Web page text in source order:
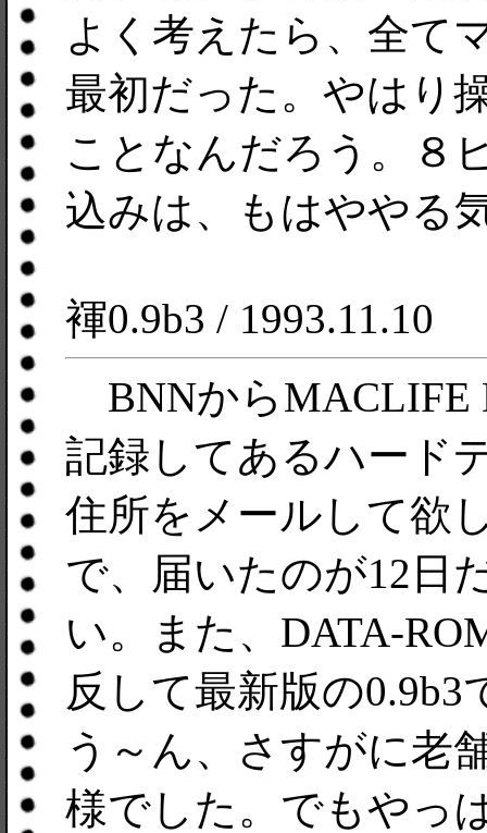
よく考えたら、全て
最初だった。やはり
ことなんだろう。８
込みは、もはややる
褌0.9b3 / 1993.11.10
BNNからMACLIFE
記録してあるハード
住所をメールして欲
で、届いたのが12日
い。また、DATA-
反して最新版の0.9b3
う～ん、さすがに老
様でした。でもやっ